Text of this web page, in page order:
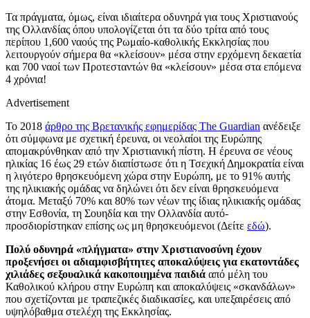
Τα πράγματα, όμως, είναι ιδιαίτερα οδυνηρά για τους Χριστιανούς
της Ολλανδίας όπου υπολογίζεται ότι τα δύο τρίτα από τους
περίπου 1,600 ναούς της Ρωμαίο-καθολικής Εκκλησίας που
λειτουργούν σήμερα θα «κλείσουν» μέσα στην ερχόμενη δεκαετία
και 700 ναοί των Προτεσταντών θα «κλείσουν» μέσα στα επόμενα
4 χρόνια!
Advertisement
Το 2018 άρθρο της Βρετανικής εφημερίδας The Guardian ανέδειξε
ότι σύμφωνα με σχετική έρευνα, οι νεολαίοι της Ευρώπης
απομακρύνθηκαν από την Χριστιανική πίστη. Η έρευνα σε νέους
ηλικίας 16 έως 29 ετών διαπίστωσε ότι η Τσεχική Δημοκρατία είναι
η λιγότερο θρησκευόμενη χώρα στην Ευρώπη, με το 91% αυτής
της ηλικιακής ομάδας να δηλώνει ότι δεν είναι θρησκευόμενα
άτομα. Μεταξύ 70% και 80% των νέων της ίδιας ηλικιακής ομάδας
στην Εσθονία, τη Σουηδία και την Ολλανδία αυτό-
προσδιορίστηκαν επίσης ως μη θρησκευόμενοι (Δείτε εδώ).
Πολύ οδυνηρά «πλήγματα» στην Χριστιανοσύνη έχουν
προξενήσει οι αδιαμφισβήτητες αποκαλύψεις για εκατοντάδες
χιλιάδες σεξουαλικά κακοποιημένα παιδιά από μέλη του
Καθολικού κλήρου στην Ευρώπη και αποκαλύψεις «σκανδάλων»
που σχετίζονται με τραπεζικές διαδικασίες, και υπεξαιρέσεις από
υψηλόβαθμα στελέχη της Εκκλησίας.